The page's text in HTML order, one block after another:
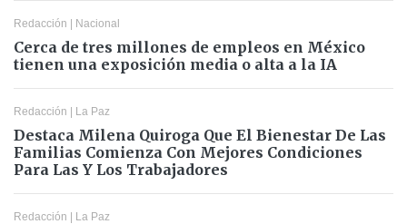
Redacción | Nacional
Cerca de tres millones de empleos en México
tienen una exposición media o alta a la IA
Redacción | La Paz
Destaca Milena Quiroga Que El Bienestar De Las
Familias Comienza Con Mejores Condiciones
Para Las Y Los Trabajadores
Redacción | La Paz